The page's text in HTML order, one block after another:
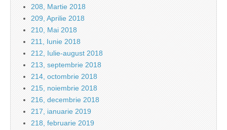
208, Martie 2018
209, Aprilie 2018
210, Mai 2018
211, Iunie 2018
212, Iulie-august 2018
213, septembrie 2018
214, octombrie 2018
215, noiembrie 2018
216, decembrie 2018
217, ianuarie 2019
218, februarie 2019